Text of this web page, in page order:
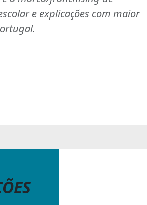
e explicações com maior